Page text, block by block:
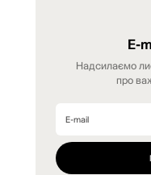
E-
Надсилаємо
про